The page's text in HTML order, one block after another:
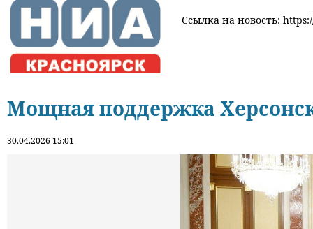
Ссылка на новость:
Мощная поддержка
30.04.2026 15:01